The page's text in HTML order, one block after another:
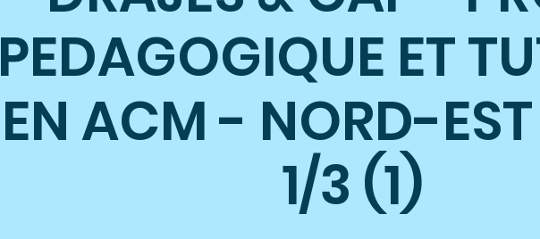
PEDAGOGIQUE ET
EN ACM - NORD-
1/3 (1)